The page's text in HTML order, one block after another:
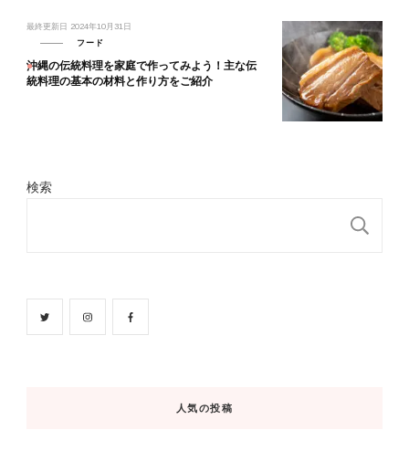
最終更新日 2024年10月31日
フード
沖縄の伝統料理を家庭で作ってみよう！主な伝
統料理の基本の材料と作り方をご紹介
検索
人気の投稿